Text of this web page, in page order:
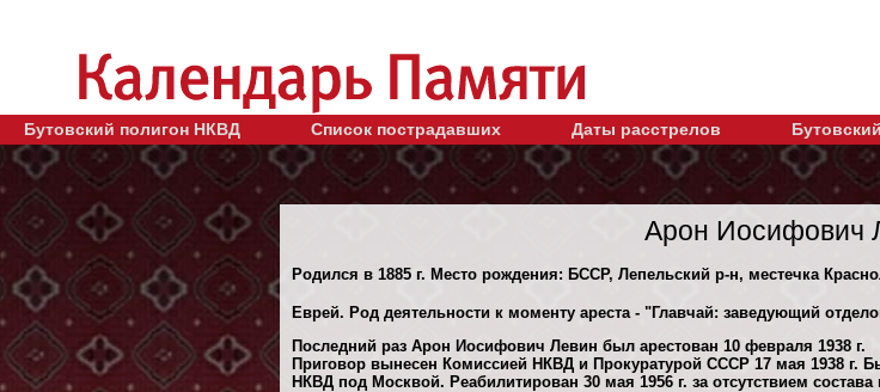
Бутовский полигон НКВД Список пострадавших Даты расстрелов
Арон Иосифович
Родился в 1885 г. Место рождения: БССР, Лепельский р-н, местечка
Еврей. Род деятельности к моменту ареста - "Главчай: заведующий
Последний раз Арон Иосифович Левин был арестован 10 февраля 1938 г.
Приговор вынесен Комиссией НКВД и Прокуратурой СССР 17 мая 1938 г.
НКВД под Москвой. Реабилитирован 30 мая 1956 г. за отсутствием состава